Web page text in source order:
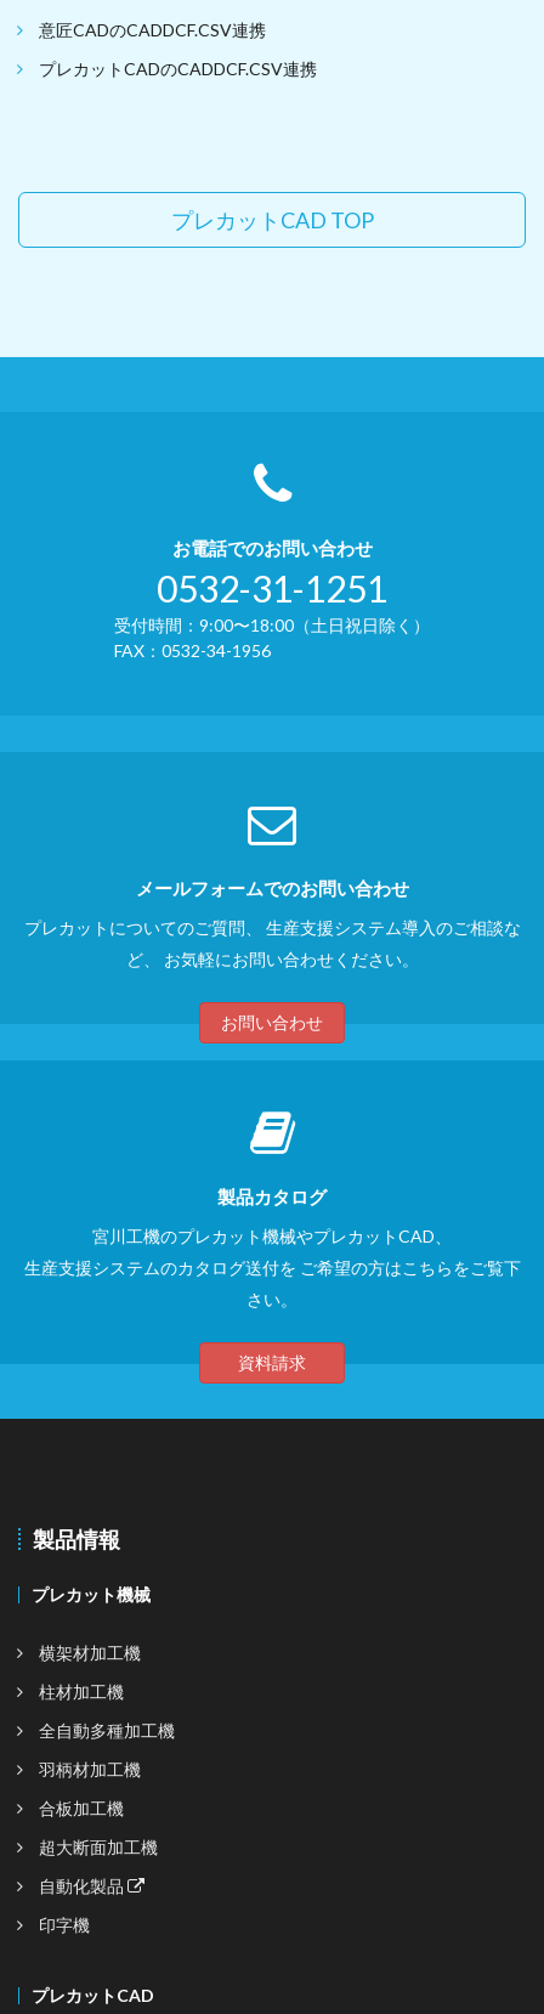
意匠CADのCADDCF.CSV連携
プレカットCADのCADDCF.CSV連携
プレカットCAD TOP
お電話でのお問い合わせ
0532-31-1251
受付時間：9:00〜18:00（土日祝日除く）
FAX：0532-34-1956
メールフォームでのお問い合わせ
プレカットについてのご質問、
生産支援システム導入のご相談な
ど、 お気軽にお問い合わせください。
お問い合わせ
製品カタログ
宮川工機のプレカット機械やプレカットCAD、
生産支援システムのカタログ送付を ご希望の方はこちらをご覧下
さい。
資料請求
製品情報
プレカット機械
横架材加工機
柱材加工機
全自動多種加工機
羽柄材加工機
合板加工機
超大断面加工機
自動化製品
印字機
プレカットCAD